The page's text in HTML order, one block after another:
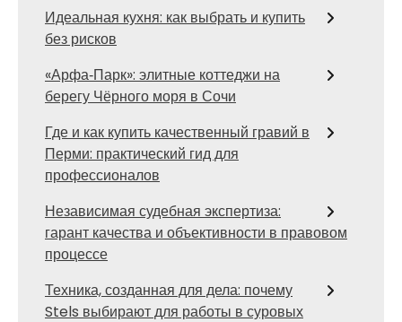
Идеальная кухня: как выбрать и купить
без рисков
«Арфа‑Парк»: элитные коттеджи на
берегу Чёрного моря в Сочи
Где и как купить качественный гравий в
Перми: практический гид для
профессионалов
Независимая судебная экспертиза:
гарант качества и объективности в правовом
процессе
Техника, созданная для дела: почему
Stels выбирают для работы в суровых